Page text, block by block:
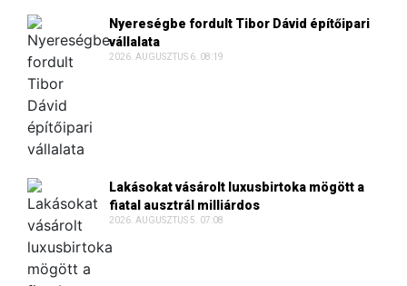
Nyereségbe fordult Tibor Dávid építőipari
vállalata
2026. AUGUSZTUS 6. 08:19
Lakásokat vásárolt luxusbirtoka mögött a
fiatal ausztrál milliárdos
2026. AUGUSZTUS 5. 07:08